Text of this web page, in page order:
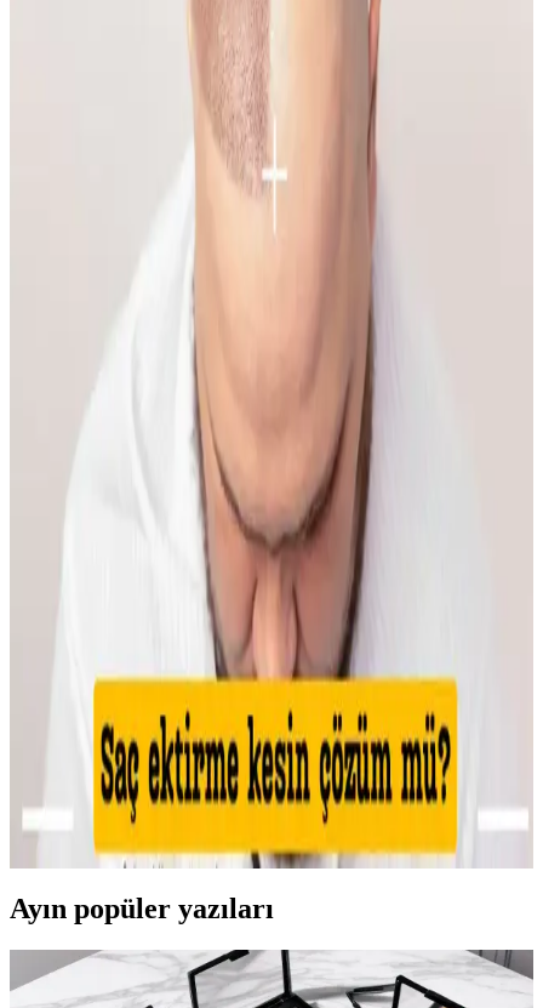
Yüzde Belirli Bölgedeki Sivilce ve
Hiperpigmentasyonun Nedenleri ve Etkili Çözümleri
Yüzde belirli bir alandaki sivilce ve hiperpigmentasyonun nedenleri
temas dermatiti, bakteriyel enfeksiyon ve çevresel faktörler olabilir.
Doğru bakım ve dermatolojik destekle sorun yönetilebilir.
Makyaja Yeniden Başlamak İçin Temel Ürünler ve
Makyaja dönüşte cilt hazırlığı, doğru ürün seçimi ve göz yapısına
renk ve uyumu sağlar, günlük hayata kolaylıkla adapte olur.
İlkbahar ve Yaz Düğünleri İçin Doğal ve Şık
Makyaj Teknikleri ve Ürün Önerileri
İlkbahar ve yaz düğünlerinde doğal ve uyumlu makyaj için cilt tonu
uyumu, doğru ürün seçimi ve özel günlere uygun teknikler
önemlidir. Nemlendirme ve kirpik bakımı görünümü tamamlar.
Kaş Bölgesindeki Sivilceyi Gizlemek ve İyileştirmek
İçin Etkili Yöntemler
Kaş bölgesinde oluşan sivilcelerde buz uygulaması, antibakteriyel
kremler ve hidrojel bant kullanımı ile şişlik azaltılır. Yeşil renk
düzeltici ve kapatıcı ile makyajla görünüm minimize edilir, cilt
sağlığı korunur.
Makyajda Kötü Günlerin Nedenleri, Çözümleri ve
Psikolojik Etkileri Üzerine Analiz
Makyajda kötü günlerin teknik nedenleri, cilt koşullarının etkisi ve
uygulama hataları detaylıca inceleniyor. Ayrıca, psikolojik etkiler ve
sosyal algı üzerine önemli bilgiler sunuluyor.
Ayın popüler yazıları